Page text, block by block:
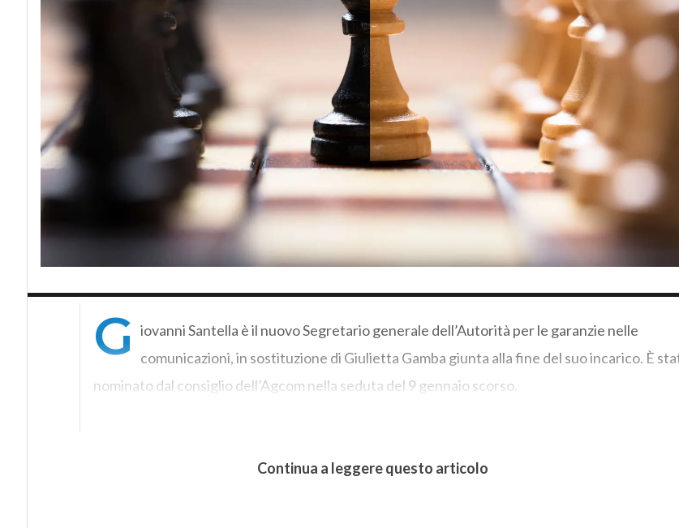
G iovanni Santella è il nuovo Segretario generale dell’Autorità per le garanzie nelle
comunicazioni, in sostituzione di Giulietta Gamba giunta alla fine del suo incarico. È
nominato dal consiglio dell’Agcom nella seduta del 9 gennaio scorso.
Continua a leggere questo articolo